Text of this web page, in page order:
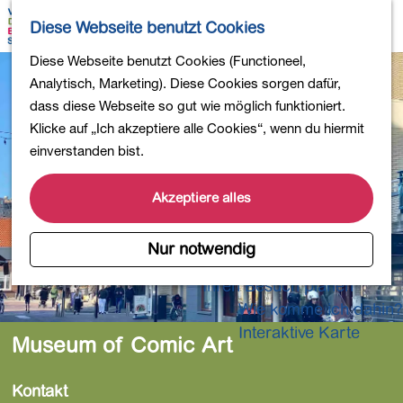
Diese Webseite benutzt Cookies
Diese Webseite benutzt Cookies (Functioneel,
Analytisch, Marketing). Diese Cookies sorgen dafür,
dass diese Webseite so gut wie möglich funktioniert.
Klicke auf „Ich akzeptiere alle Cookies“, wenn du hiermit
einverstanden bist.
Akzeptiere alles
Nur notwendig
e
i
e
z
u
r
H
K
r
t
e
S
c
h
e
n
e
n
ü
Einkaufen
Essen und Trinken
Kinderaktivitäten
In die Natur
Polder und Seen
Museen und mehr
Aktiv und gesund
4-Tage-Wanderung
Übernachtungen
Ihren Besuch planen
Wie komme ich dahin?
Interaktive Karte
Museum of Comic Art
Kontakt